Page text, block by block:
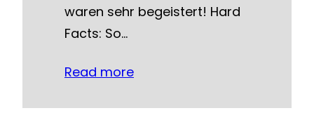
waren sehr begeistert! Hard
Facts: So…
Read more